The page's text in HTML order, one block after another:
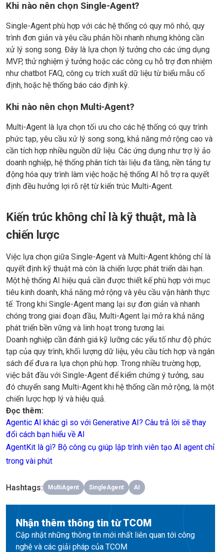
Khi nào nên chọn Single-Agent?
Single-Agent phù hợp với các hệ thống có quy mô nhỏ, quy
trình đơn giản và yêu cầu phản hồi nhanh nhưng không cần
xử lý song song. Đây là lựa chọn lý tưởng cho các ứng dụng
MVP, thử nghiệm ý tưởng hoặc các công cụ hỗ trợ đơn nhiệm
như chatbot FAQ, công cụ trích xuất dữ liệu từ biểu mẫu cố
định, hoặc hệ thống báo cáo định kỳ.
Khi nào nên chọn Multi-Agent?
Multi-Agent là lựa chọn tối ưu cho các hệ thống có quy trình
phức tạp, yêu cầu xử lý song song, khả năng mở rộng cao và
cần tích hợp nhiều nguồn dữ liệu. Các ứng dụng như trợ lý ảo
doanh nghiệp, hệ thống phân tích tài liệu đa tầng, nền tảng tự
động hóa quy trình làm việc hoặc hệ thống AI hỗ trợ ra quyết
định đều hưởng lợi rõ rệt từ kiến trúc Multi-Agent.
Kiến trúc không chỉ là kỹ thuật, mà là
chiến lược
Việc lựa chọn giữa Single-Agent và Multi-Agent không chỉ là
quyết định kỹ thuật mà còn là chiến lược phát triển dài hạn.
Một hệ thống AI hiệu quả cần được thiết kế phù hợp với mục
tiêu kinh doanh, khả năng mở rộng và yêu cầu vận hành thực
tế. Trong khi Single-Agent mang lại sự đơn giản và nhanh
chóng trong giai đoạn đầu, Multi-Agent lại mở ra khả năng
phát triển bền vững và linh hoạt trong tương lai.
Doanh nghiệp cần đánh giá kỹ lưỡng các yếu tố như độ phức
tạp của quy trình, khối lượng dữ liệu, yêu cầu tích hợp và ngân
sách để đưa ra lựa chọn phù hợp. Trong nhiều trường hợp,
việc bắt đầu với Single-Agent để kiểm chứng ý tưởng, sau
đó chuyển sang Multi-Agent khi hệ thống cần mở rộng, là một
chiến lược hợp lý và hiệu quả.
Đọc thêm:
Agentic AI khác gì so với Generative AI? Câu trả lời sẽ thay
đổi cách bạn hiểu về AI
AgentKit là gì? Bộ công cụ giúp lập trình viên tạo AI agent chỉ
trong vài phút
Hashtags: MultiAgent SingleAgent AI
Nhận thêm thông tin từ TCOM
Cập nhật những thông tin mới nhất liên quan tới công
nghệ và các giải pháp của TCOM